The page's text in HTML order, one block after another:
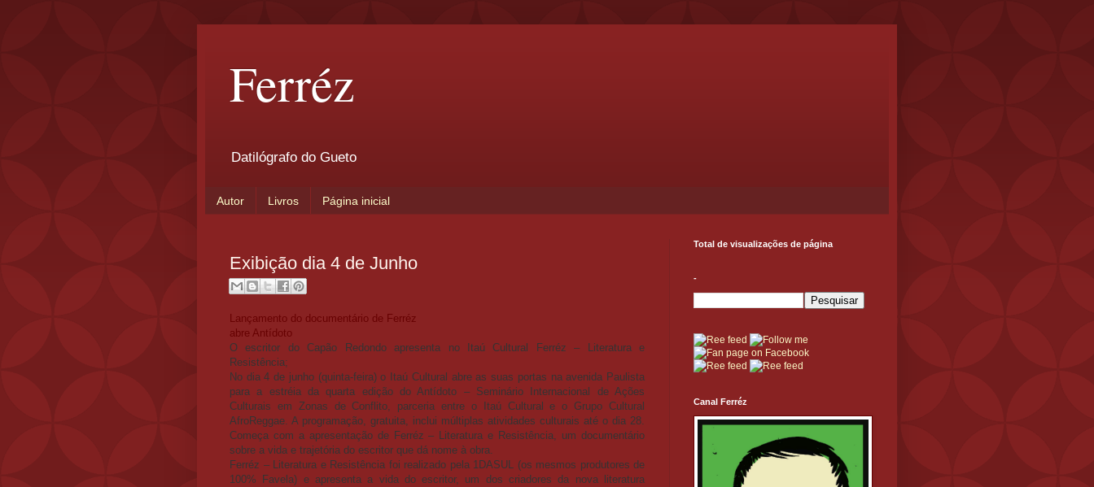
Ferréz
Datilógrafo do Gueto
Autor Livros Página inicial
Exibição dia 4 de Junho
Lançamento do documentário de Ferréz
abre Antídoto
O escritor do Capão Redondo apresenta no Itaú Cultural Ferréz – Literatura e
Resistência;
No dia 4 de junho (quinta-feira) o Itaú Cultural abre as suas portas na avenida Paulista
para a estréia da quarta edição do Antídoto – Seminário Internacional de Ações
Culturais em Zonas de Conflito, parceria entre o Itaú Cultural e o Grupo Cultural
AfroReggae. A programação, gratuita, inclui múltiplas atividades culturais até o dia 28.
Começa com a apresentação de Ferréz – Literatura e Resistência, um documentário
sobre a vida e trajetória do escritor que dá nome à obra.
Ferréz – Literatura e Resistência foi realizado pela 1DASUL (os mesmos produtores de
100% Favela) e apresenta a vida do escritor, um dos criadores da nova literatura
Total de visualizações de página
-
Canal Ferréz